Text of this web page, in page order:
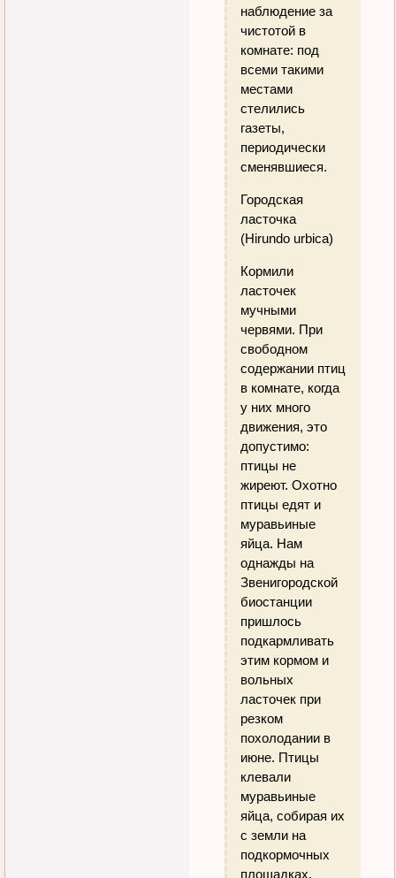
наблюдение за
чистотой в
комнате: под
всеми такими
местами
стелились
газеты,
периодически
сменявшиеся.
Городская
ласточка
(Hirundo urbica)
Кормили
ласточек
мучными
червями. При
свободном
содержании птиц
в комнате, когда
у них много
движения, это
допустимо:
птицы не
жиреют. Охотно
птицы едят и
муравьиные
яйца. Нам
однажды на
Звенигородской
биостанции
пришлось
подкармливать
этим кормом и
вольных
ласточек при
резком
похолодании в
июне. Птицы
клевали
муравьиные
яйца, собирая их
с земли на
подкормочных
площадках.